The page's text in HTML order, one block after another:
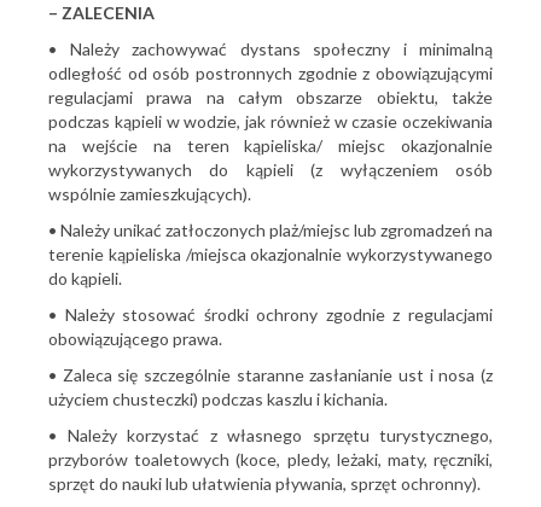
– ZALECENIA
• Należy zachowywać dystans społeczny i minimalną
odległość od osób postronnych zgodnie z obowiązującymi
regulacjami prawa na całym obszarze obiektu, także
podczas kąpieli w wodzie, jak również w czasie oczekiwania
na wejście na teren kąpieliska/ miejsc okazjonalnie
wykorzystywanych do kąpieli (z wyłączeniem osób
wspólnie zamieszkujących).
• Należy unikać zatłoczonych plaż/miejsc lub zgromadzeń na
terenie kąpieliska /miejsca okazjonalnie wykorzystywanego
do kąpieli.
• Należy stosować środki ochrony zgodnie z regulacjami
obowiązującego prawa.
• Zaleca się szczególnie staranne zasłanianie ust i nosa (z
użyciem chusteczki) podczas kaszlu i kichania.
• Należy korzystać z własnego sprzętu turystycznego,
przyborów toaletowych (koce, pledy, leżaki, maty, ręczniki,
sprzęt do nauki lub ułatwienia pływania, sprzęt ochronny).